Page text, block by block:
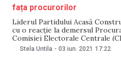
fața procurorilor
Liderul Partidului Acasă
cu o reacție la demersul
Comisiei Electorale Centrale
permite aducerea sa forțată în
Stela Untila - 03 iun. 2021 17:22